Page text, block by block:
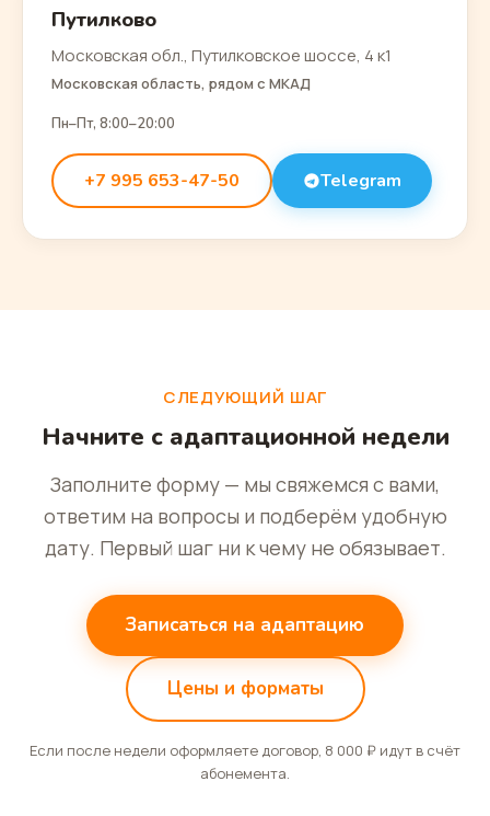
Путилково
Московская обл., Путилковское шоссе, 4 к1
Московская область, рядом с МКАД
Пн–Пт, 8:00–20:00
+7 995 653-47-50 Telegram
СЛЕДУЮЩИЙ ШАГ
Начните с адаптационной недели
Заполните форму — мы свяжемся с вами,
ответим на вопросы и подберём удобную
дату. Первый шаг ни к чему не обязывает.
Записаться на адаптацию
Цены и форматы
Если после недели оформляете договор, 8 000 ₽ идут в счёт
абонемента.